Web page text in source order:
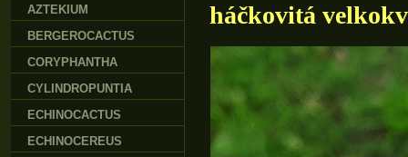
háčkovitá
AZTEKIUM
BERGEROCACTUS
CORYPHANTHA
CYLINDROPUNTIA
ECHINOCACTUS
ECHINOCEREUS